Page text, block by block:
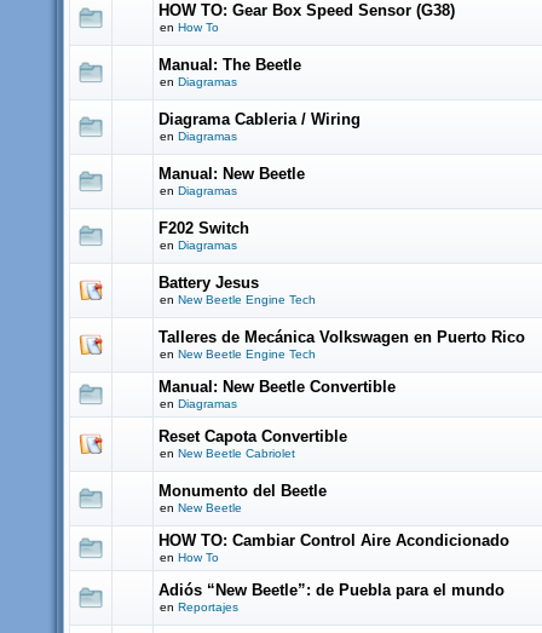
HOW TO: Gear Box Speed Sensor (G38)
en How To
Manual: The Beetle
en Diagramas
Diagrama Cableria / Wiring
en Diagramas
Manual: New Beetle
en Diagramas
F202 Switch
en Diagramas
Battery Jesus
en New Beetle Engine Tech
Talleres de Mecánica Volkswagen en Puerto Rico
en New Beetle Engine Tech
Manual: New Beetle Convertible
en Diagramas
Reset Capota Convertible
en New Beetle Cabriolet
Monumento del Beetle
en New Beetle
HOW TO: Cambiar Control Aire Acondicionado
en How To
Adiós “New Beetle”: de Puebla para el mundo
en Reportajes